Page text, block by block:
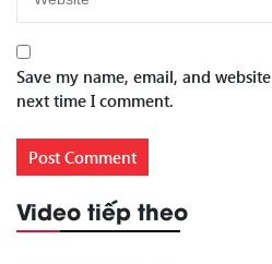
Save my name, email, and
next time I comment.
Video tiếp theo